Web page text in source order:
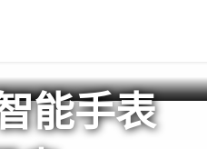
能手表